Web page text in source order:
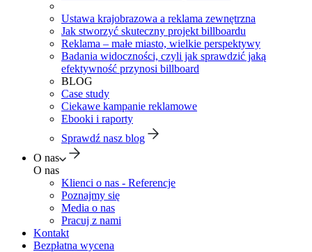
Ustawa krajobrazowa a reklama zewnętrzna
Jak stworzyć skuteczny projekt billboardu
Reklama – małe miasto, wielkie perspektywy
Badania widoczności, czyli jak sprawdzić jaką
efektywność przynosi billboard
BLOG
Case study
Ciekawe kampanie reklamowe
Ebooki i raporty
Sprawdź nasz blog
O nas
O nas
Klienci o nas - Referencje
Poznajmy się
Media o nas
Pracuj z nami
Kontakt
Bezpłatna wycena